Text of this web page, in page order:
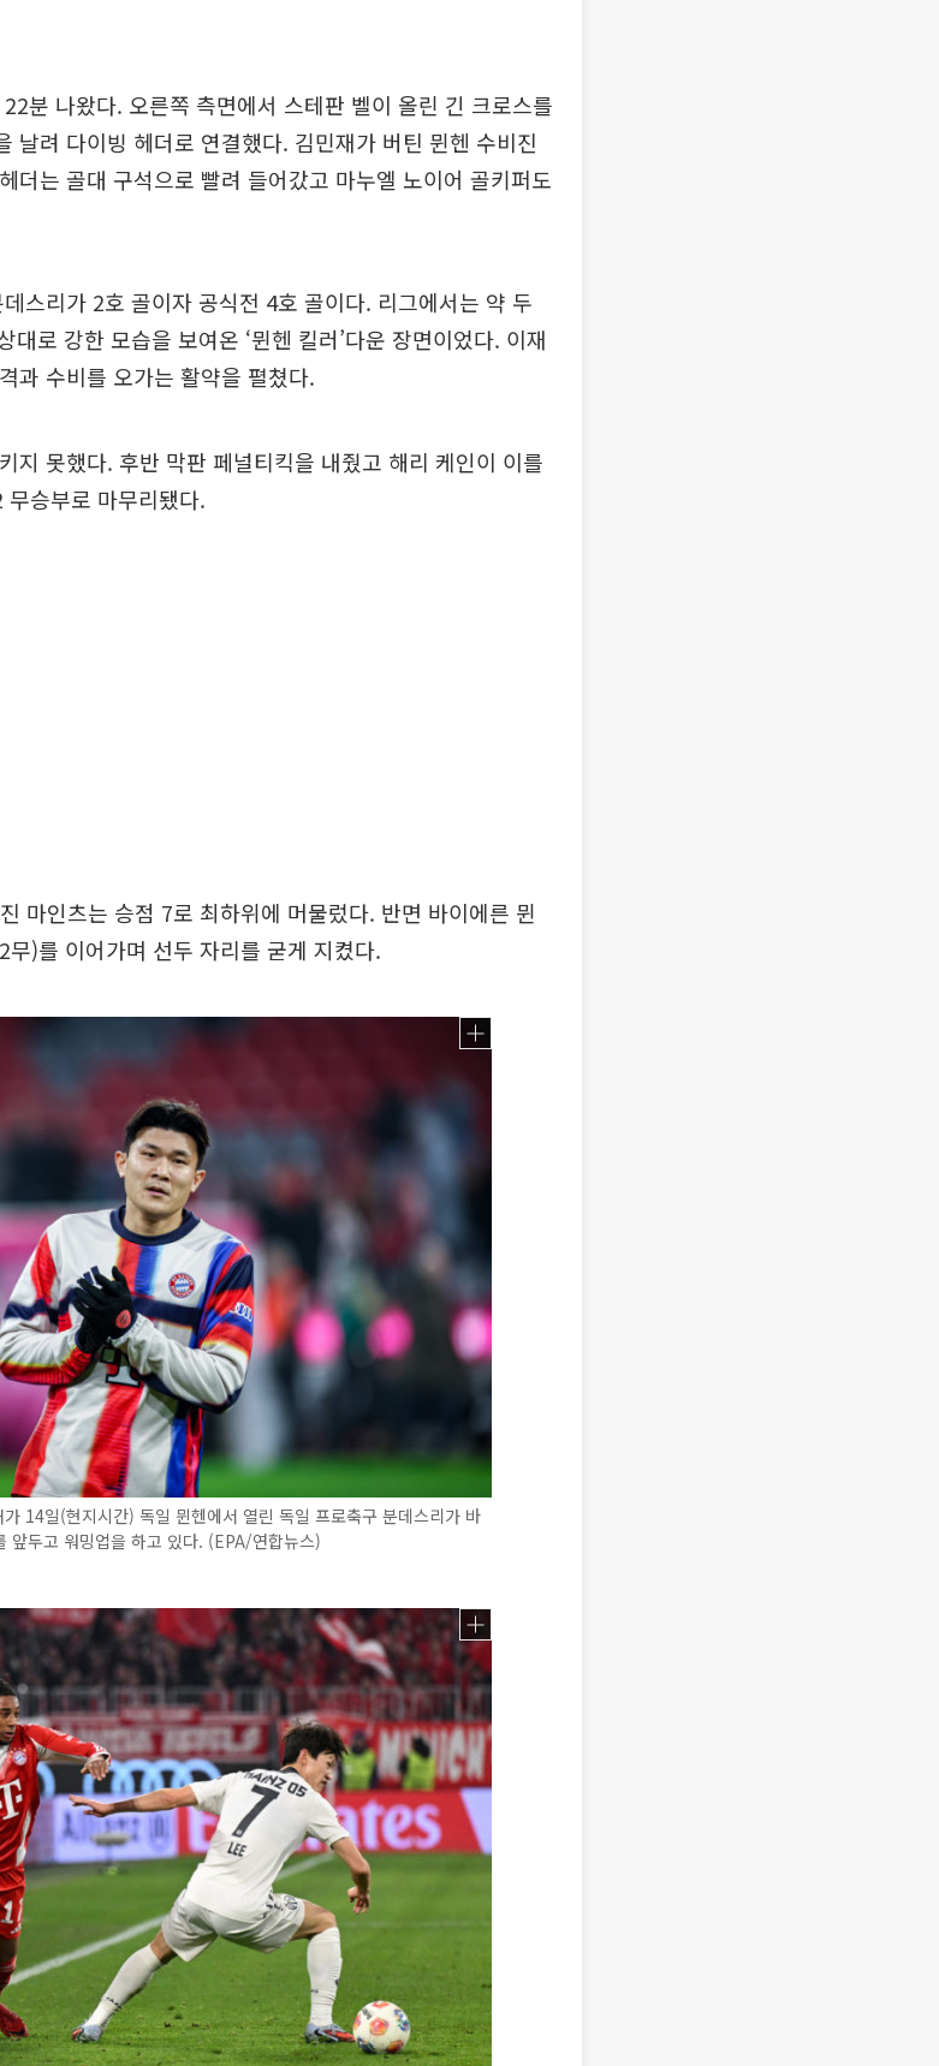
분 나왔다. 오른쪽 측면에서 스테판 벨이 올린 긴 크로스를
날려 다이빙 헤더로 연결했다. 김민재가 버틴 뮌헨 수비진
더는 골대 구석으로 빨려 들어갔고 마누엘 노이어 골키퍼도
스리가 2호 골이자 공식전 4호 골이다. 리그에서는 약 두
로 강한 모습을 보여온 ‘뮌헨 킬러’다운 장면이었다. 이재
과 수비를 오가는 활약을 펼쳤다.
지 못했다. 후반 막판 페널티킥을 내줬고 해리 케인이 이를
승부로 마무리됐다.
마인츠는 승점 7로 최하위에 머물렀다. 반면 바이에른 뮌
)를 이어가며 선두 자리를 굳게 지켰다.
14일(현지시간) 독일 뮌헨에서 열린 독일 프로축구 분데스리가 바
앞두고 워밍업을 하고 있다. (EPA/연합뉴스)